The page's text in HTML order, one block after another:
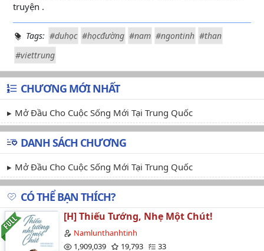
truyện .
Tags: #duhọc #họcđường #nam #ngontinh #than
#viettrung
CHƯƠNG MỚI NHẤT
Mở Đầu Cho Cuộc Sống Mới Tại Trung Quốc
DANH SÁCH CHƯƠNG
Mở Đầu Cho Cuộc Sống Mới Tại Trung Quốc
CÓ THỂ BẠN THÍCH?
[H] Thiếu Tướng, Nhẹ Một Chút!
Namlunthanhtinh
1,909,039
19,793
33